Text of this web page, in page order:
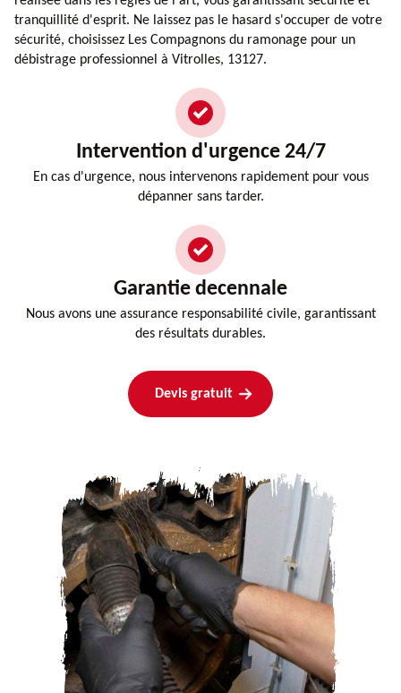
tranquillité d'esprit. Ne laissez pas le hasard s'occuper de votre
sécurité, choisissez Les Compagnons du ramonage pour un
débistrage professionnel à Vitrolles, 13127.
Intervention d'urgence 24/7
En cas d'urgence, nous intervenons rapidement pour vous
dépanner sans tarder.
Garantie decennale
Nous avons une assurance responsabilité civile, garantissant
des résultats durables.
Devis gratuit